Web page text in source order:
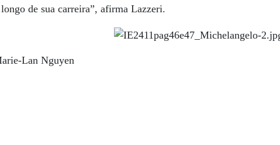
de sua carreira”, afirma Lazzeri.
Lan Nguyen